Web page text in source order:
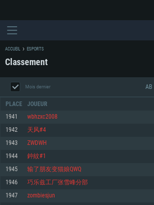
CONFIGURATION SYSTÈME
Minimum
Minimum
Minimum
ACCUEIL ESPORTS
Classement
Mois dernier AB
PLACE JOUEUR
1941 wbhzxc2008
1942 天风#4
1943 ZWDWH
1944 鈡紋#1
1945 输了朋友变猫娘QWQ
1946 巧乐兹工厂张雪峰分部
1947 zombiesjun